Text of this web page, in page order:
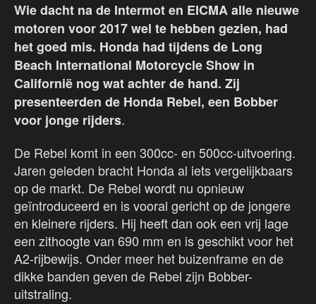
Wie dacht na de Intermot en EICMA alle nieuwe
motoren voor 2017 wel te hebben gezien, had
het goed mis. Honda had tijdens de Long
Beach International Motorcycle Show in
Californië nog wat achter de hand. Zij
presenteerden de Honda Rebel, een Bobber
voor jonge rijders.
De Rebel komt in een 300cc- en 500cc-uitvoering.
Jaren geleden bracht Honda al iets vergelijkbaars
op de markt. De Rebel wordt nu opnieuw
geïntroduceerd en is vooral gericht op de jongere
en kleinere rijders. Hij heeft dan ook een vrij lage
een zithoogte van 690 mm en is geschikt voor het
A2-rijbewijs. Onder meer het buizenframe en de
dikke banden geven de Rebel zijn Bobber-
uitstraling.